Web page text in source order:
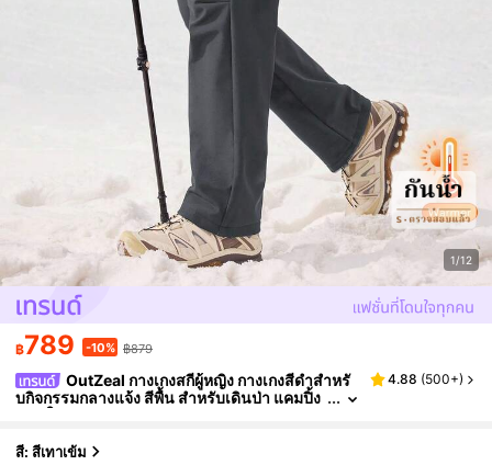
1/12
฿789 -10% ฿879
OutZeal กางเกงสกีผู้หญิง กางเกงสีดำสำหรั
บกิจกรรมกลางแจ้ง สีพื้น สำหรับเดินป่า แคมปิ้ง
4.88 (500+)
สี: สีเทาเข้ม